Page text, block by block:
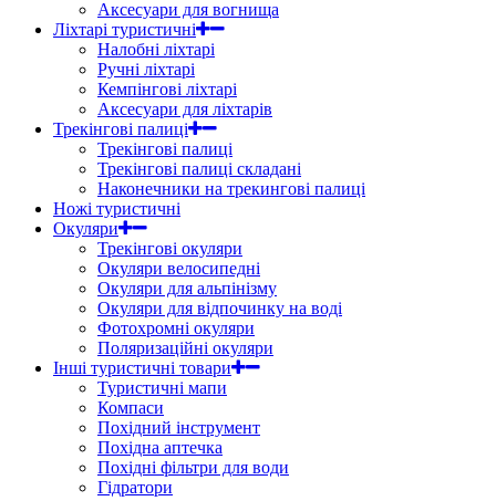
Аксесуари для вогнища
Ліхтарі туристичні
Налобні ліхтарі
Ручні ліхтарі
Кемпінгові ліхтарі
Аксесуари для ліхтарів
Трекінгові палиці
Трекінгові палиці
Трекінгові палиці складані
Наконечники на трекингові палиці
Ножі туристичні
Окуляри
Трекінгові окуляри
Окуляри велосипедні
Окуляри для альпінізму
Окуляри для відпочинку на воді
Фотохромні окуляри
Поляризаційні окуляри
Інші туристичні товари
Туристичні мапи
Компаси
Похідний інструмент
Похідна аптечка
Похідні фільтри для води
Гідратори